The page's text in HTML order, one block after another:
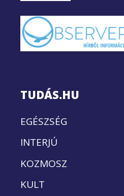
TUDÁS.HU
EGÉSZSÉG
INTERJÚ
KOZMOSZ
KULT